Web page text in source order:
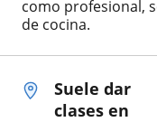
Suele dar
clases en
como profesional,
de cocina.